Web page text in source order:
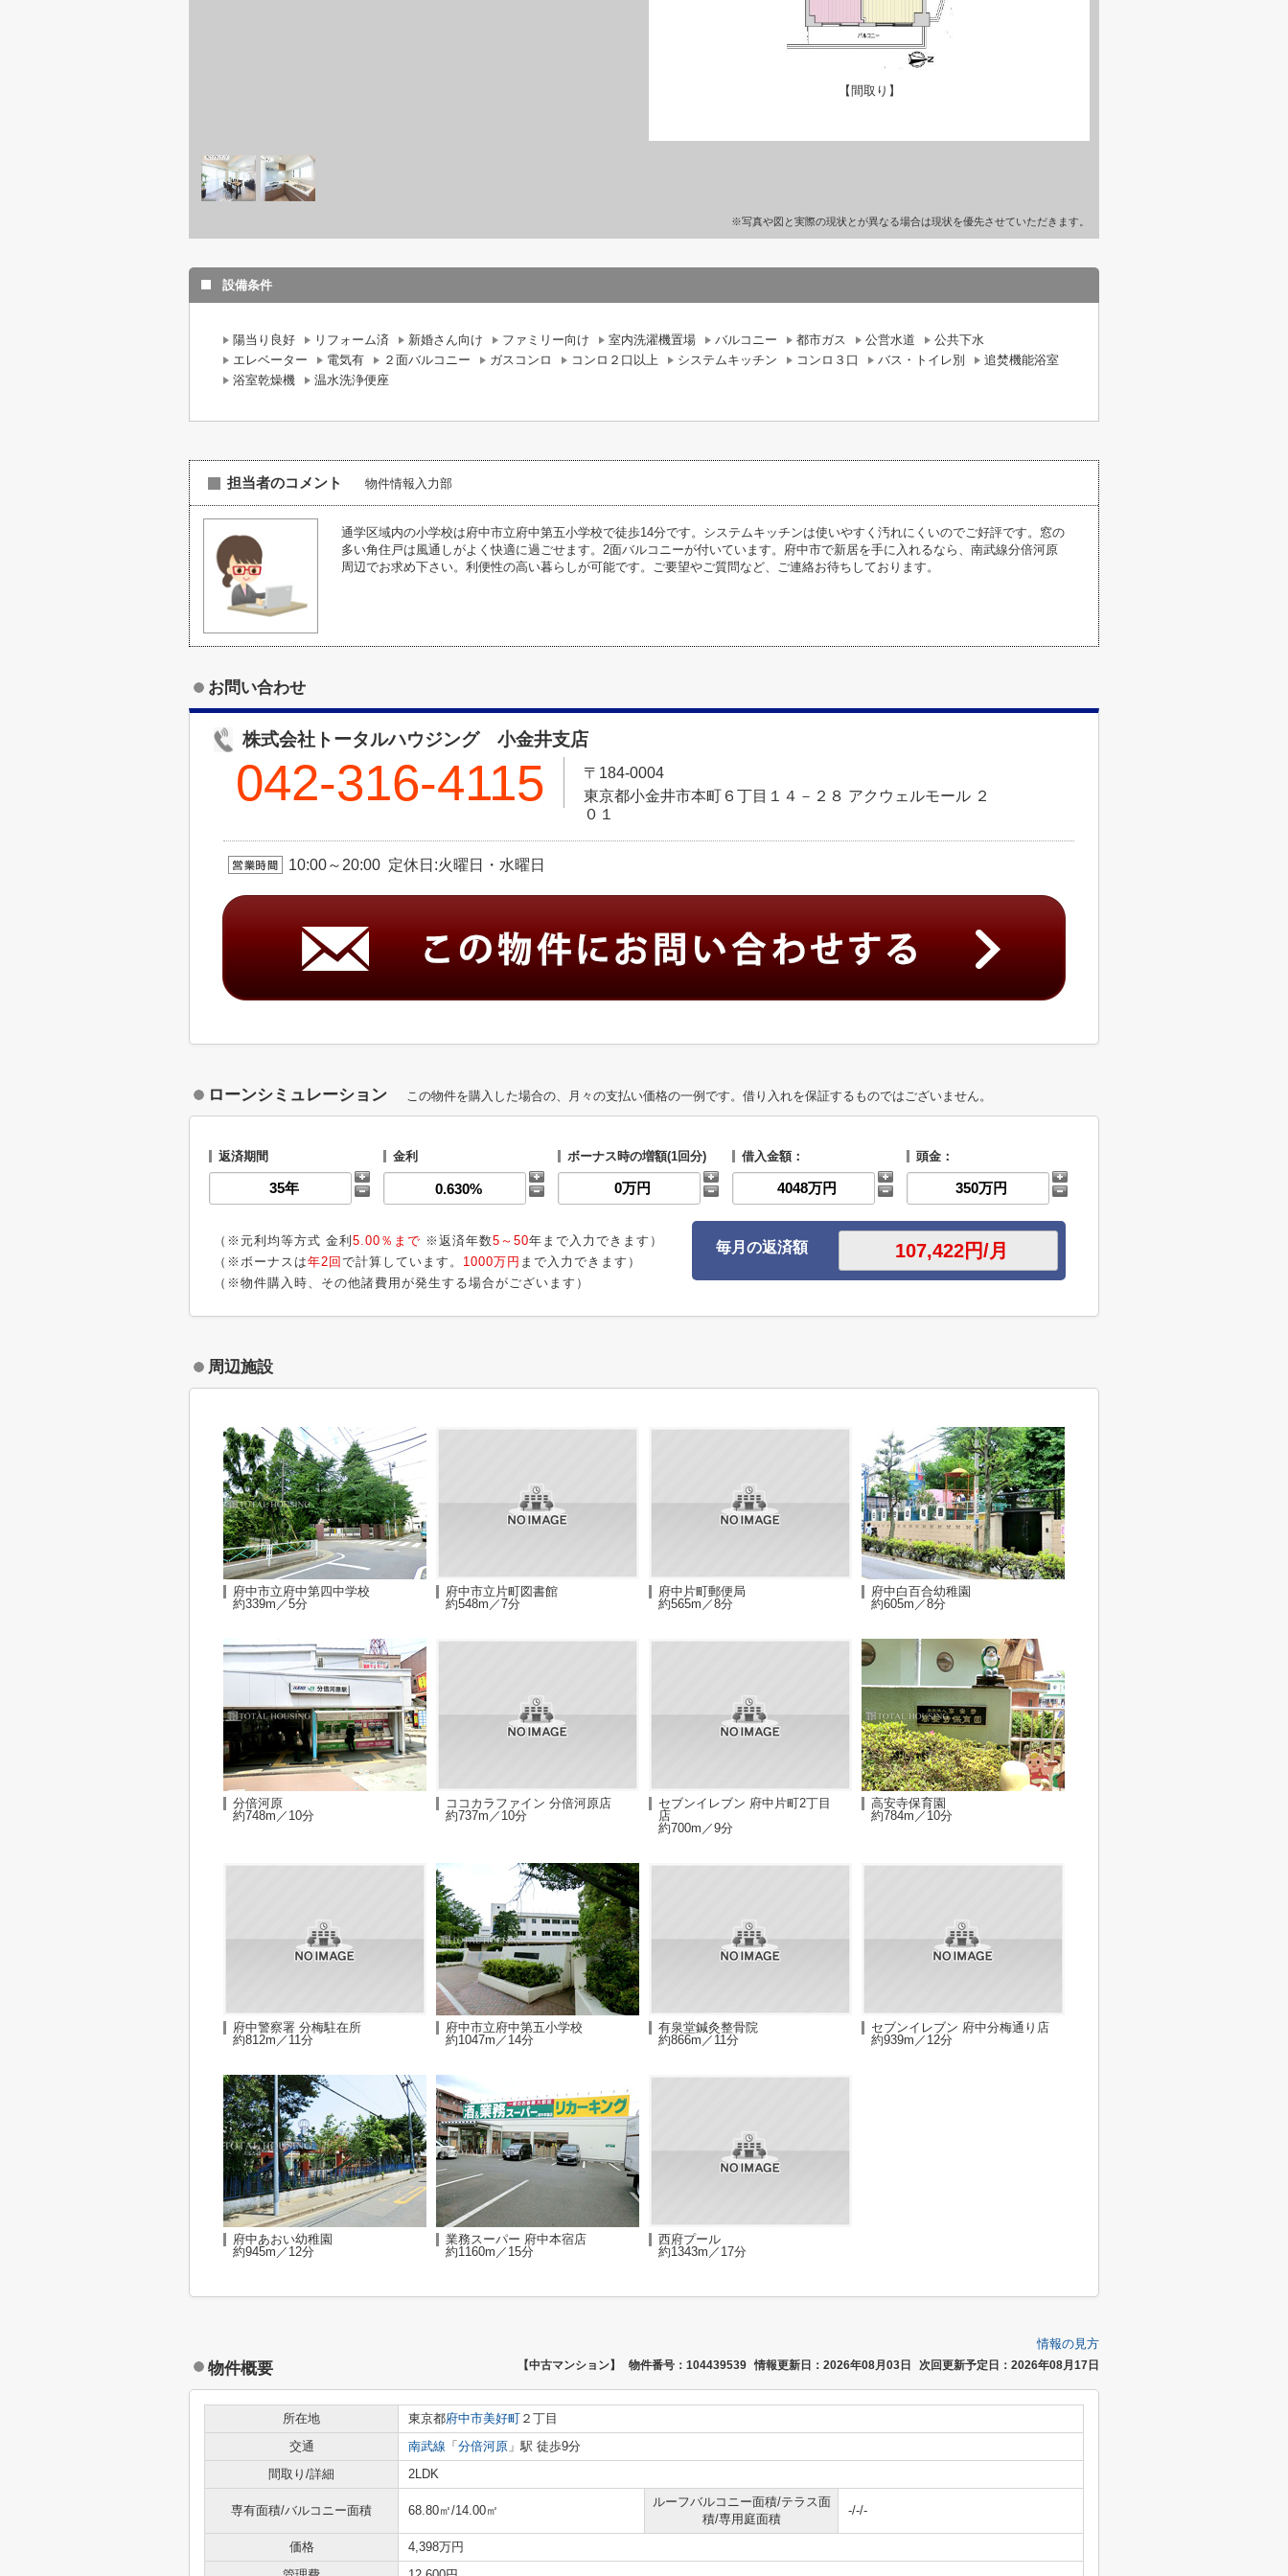
【間取り】
※写真や図と実際の現状とが異なる場合は現状を優先させていただきます。
設備条件
陽当り良好 リフォーム済 新婚さん向け ファミリー向け 室内洗濯機置場 バルコニー 都市ガス 公営水道
公共下水
エレベーター
電気有 ２面バルコニー ガスコンロ コンロ２口以上 システムキッチン コンロ３口 バス・トイレ別
追焚機能浴室
浴室乾燥機
温水洗浄便座
担当者のコメント 物件情報入力部
通学区域内の小学校は府中市立府中第五小学校で徒歩14分です。システムキッチンは使いやすく汚れにくいのでご好評です。窓の
多い角住戸は風通しがよく快適に過ごせます。2面バルコニーが付いています。府中市で新居を手に入れるなら、南武線分倍河原
周辺でお求め下さい。利便性の高い暮らしが可能です。ご要望やご質問など、ご連絡お待ちしております。
お問い合わせ
株式会社トータルハウジング 小金井支店
042-316-4115
〒184-0004
東京都小金井市本町６丁目１４－２８ アクウェルモール ２
０１
10:00～20:00 定休日:火曜日・水曜日
ローンシミュレーション この物件を購入した場合の、月々の支払い価格の一例です。借り入れを保証するものではございません。
返済期間 金利 ボーナス時の増額(1回分) 借入金額： 頭金：
（※元利均等方式 金利 5.00％まで ※返済年数5～50年まで入力できます）
（※ボーナスは年2回 で計算しています。 1000万円 まで入力できます）
（※物件購入時、その他諸費用が発生する場合がございます）
毎月の返済額
周辺施設
府中市立府中第四中学校
約339m／5分
府中市立片町図書館
約548m／7分
府中片町郵便局
約565m／8分
府中白百合幼稚園
約605m／8分
分倍河原
約748m／10分
ココカラファイン 分倍河原店
約737m／10分
セブンイレブン 府中片町2丁目
店
約700m／9分
高安寺保育園
約784m／10分
府中警察署 分梅駐在所
約812m／11分
府中市立府中第五小学校
約1047m／14分
有泉堂鍼灸整骨院
約866m／11分
セブンイレブン 府中分梅通り店
約939m／12分
府中あおい幼稚園
約945m／12分
業務スーパー 府中本宿店
約1160m／15分
西府プール
約1343m／17分
情報の見方
物件概要 【中古マンション】 物件番号：104439539 情報更新日：2026年08月03日 次回更新予定日：2026年08月17日
所在地 東京都府中市美好町 ２丁目
交通
南武線 「 分倍河原 」駅 徒歩9分
間取り/詳細
2LDK
専有面積/バルコニー面積 68.80㎡/14.00㎡
ルーフバルコニー面積/テラス面
積/専用庭面積
-/-/-
価格
4,398万円